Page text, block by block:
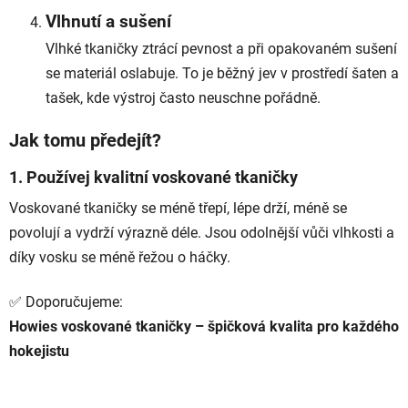
Vlhnutí a sušení
Vlhké tkaničky ztrácí pevnost a při opakovaném sušení
se materiál oslabuje. To je běžný jev v prostředí šaten a
tašek, kde výstroj často neuschne pořádně.
Jak tomu předejít?
1. Používej kvalitní voskované tkaničky
Voskované tkaničky se méně třepí, lépe drží, méně se
povolují a vydrží výrazně déle. Jsou odolnější vůči vlhkosti a
díky vosku se méně řežou o háčky.
✅ Doporučujeme:
Howies voskované tkaničky – špičková kvalita pro každého
hokejistu